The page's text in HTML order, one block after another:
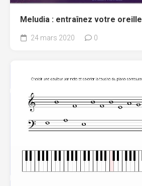
Meludia : entraînez votre oreille
24 mars 2020 0